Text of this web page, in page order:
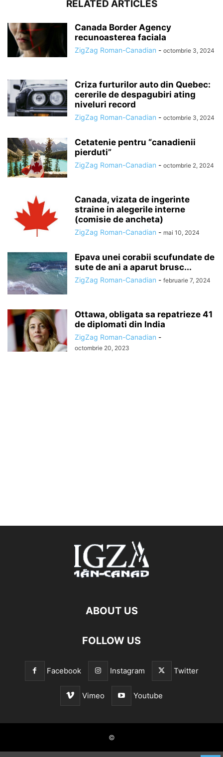
RELATED ARTICLES
Canada Border Agency
recunoasterea faciala
ZigZag Roman-Canadian - octombrie 3, 2024
Criza furturilor auto din Quebec:
cererile de despagubiri ating
niveluri record
ZigZag Roman-Canadian - octombrie 3, 2024
Cetatenie pentru “canadienii
pierduti”
ZigZag Roman-Canadian - octombrie 2, 2024
Canada, vizata de ingerinte
straine in alegerile interne
(comisie de ancheta)
ZigZag Roman-Canadian - mai 10, 2024
Epava unei corabii scufundate de
sute de ani a aparut brusc...
ZigZag Roman-Canadian - februarie 7, 2024
Ottawa, obligata sa repatrieze 41
de diplomati din India
ZigZag Roman-Canadian -
octombrie 20, 2023
ABOUT US
FOLLOW US
Facebook Instagram Twitter
Vimeo Youtube
©